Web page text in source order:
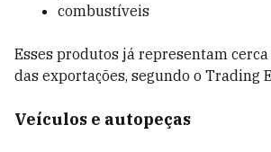
combustíveis
Esses produtos já representam
das exportações, segundo o Trading
Veículos e autopeças